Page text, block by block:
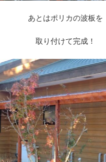
あとはポリカの波板を
取り付けて完成！